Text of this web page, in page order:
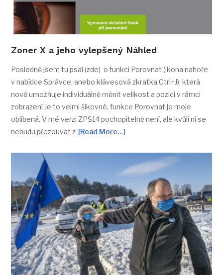
Zoner X a jeho vylepšený Náhled
Posledně jsem tu psal (zde) o funkci Porovnat (ikona nahoře
v nabídce Správce, anebo klávesová zkratka Ctrl+J), která
nově umožňuje individuálně měnit velikost a pozici v rámci
zobrazení Je to velmi šikovné, funkce Porovnat je moje
oblíbená. V mé verzi ZPS14 pochopitelně není, ale kvůli ní se
nebudu přezouvat z [Read More…]